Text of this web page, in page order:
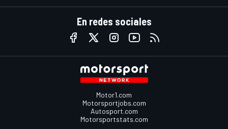
En redes sociales
Motor1.com
Motorsportjobs.com
Autosport.com
Motorsportstats.com